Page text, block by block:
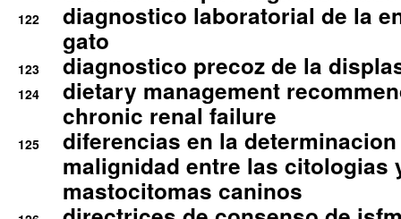
122
diagnostico laboratorial de la
gato
123 diagnostico precoz de la
124
dietary management
chronic renal failure
125
diferencias en la
malignidad entre las citologias
mastocitomas caninos